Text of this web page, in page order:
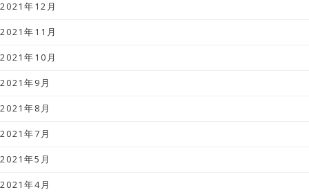
2021年12月
2021年11月
2021年10月
2021年9月
2021年8月
2021年7月
2021年5月
2021年4月